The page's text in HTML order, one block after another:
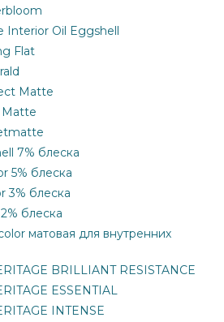
Interior Oil Eggshell
Flat
Matte
Matte
7% блеска
5% блеска
3% блеска
блеска
матовая для внутренних
BRILLIANT RESISTANCE
ESSENTIAL
INTENSE